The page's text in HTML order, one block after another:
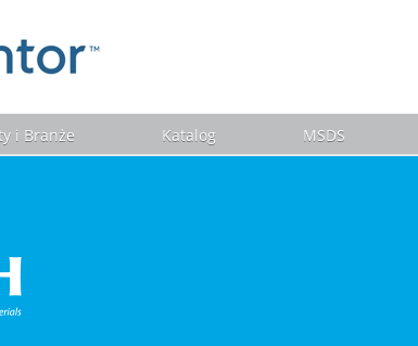
i Branże Katalog MSDS